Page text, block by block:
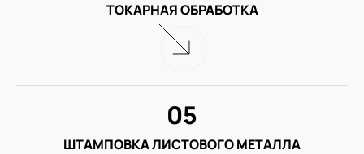
ТОКАРНАЯ ОБРАБОТКА
ШТАМПОВКА ЛИСТОВОГО МЕТАЛЛА
05